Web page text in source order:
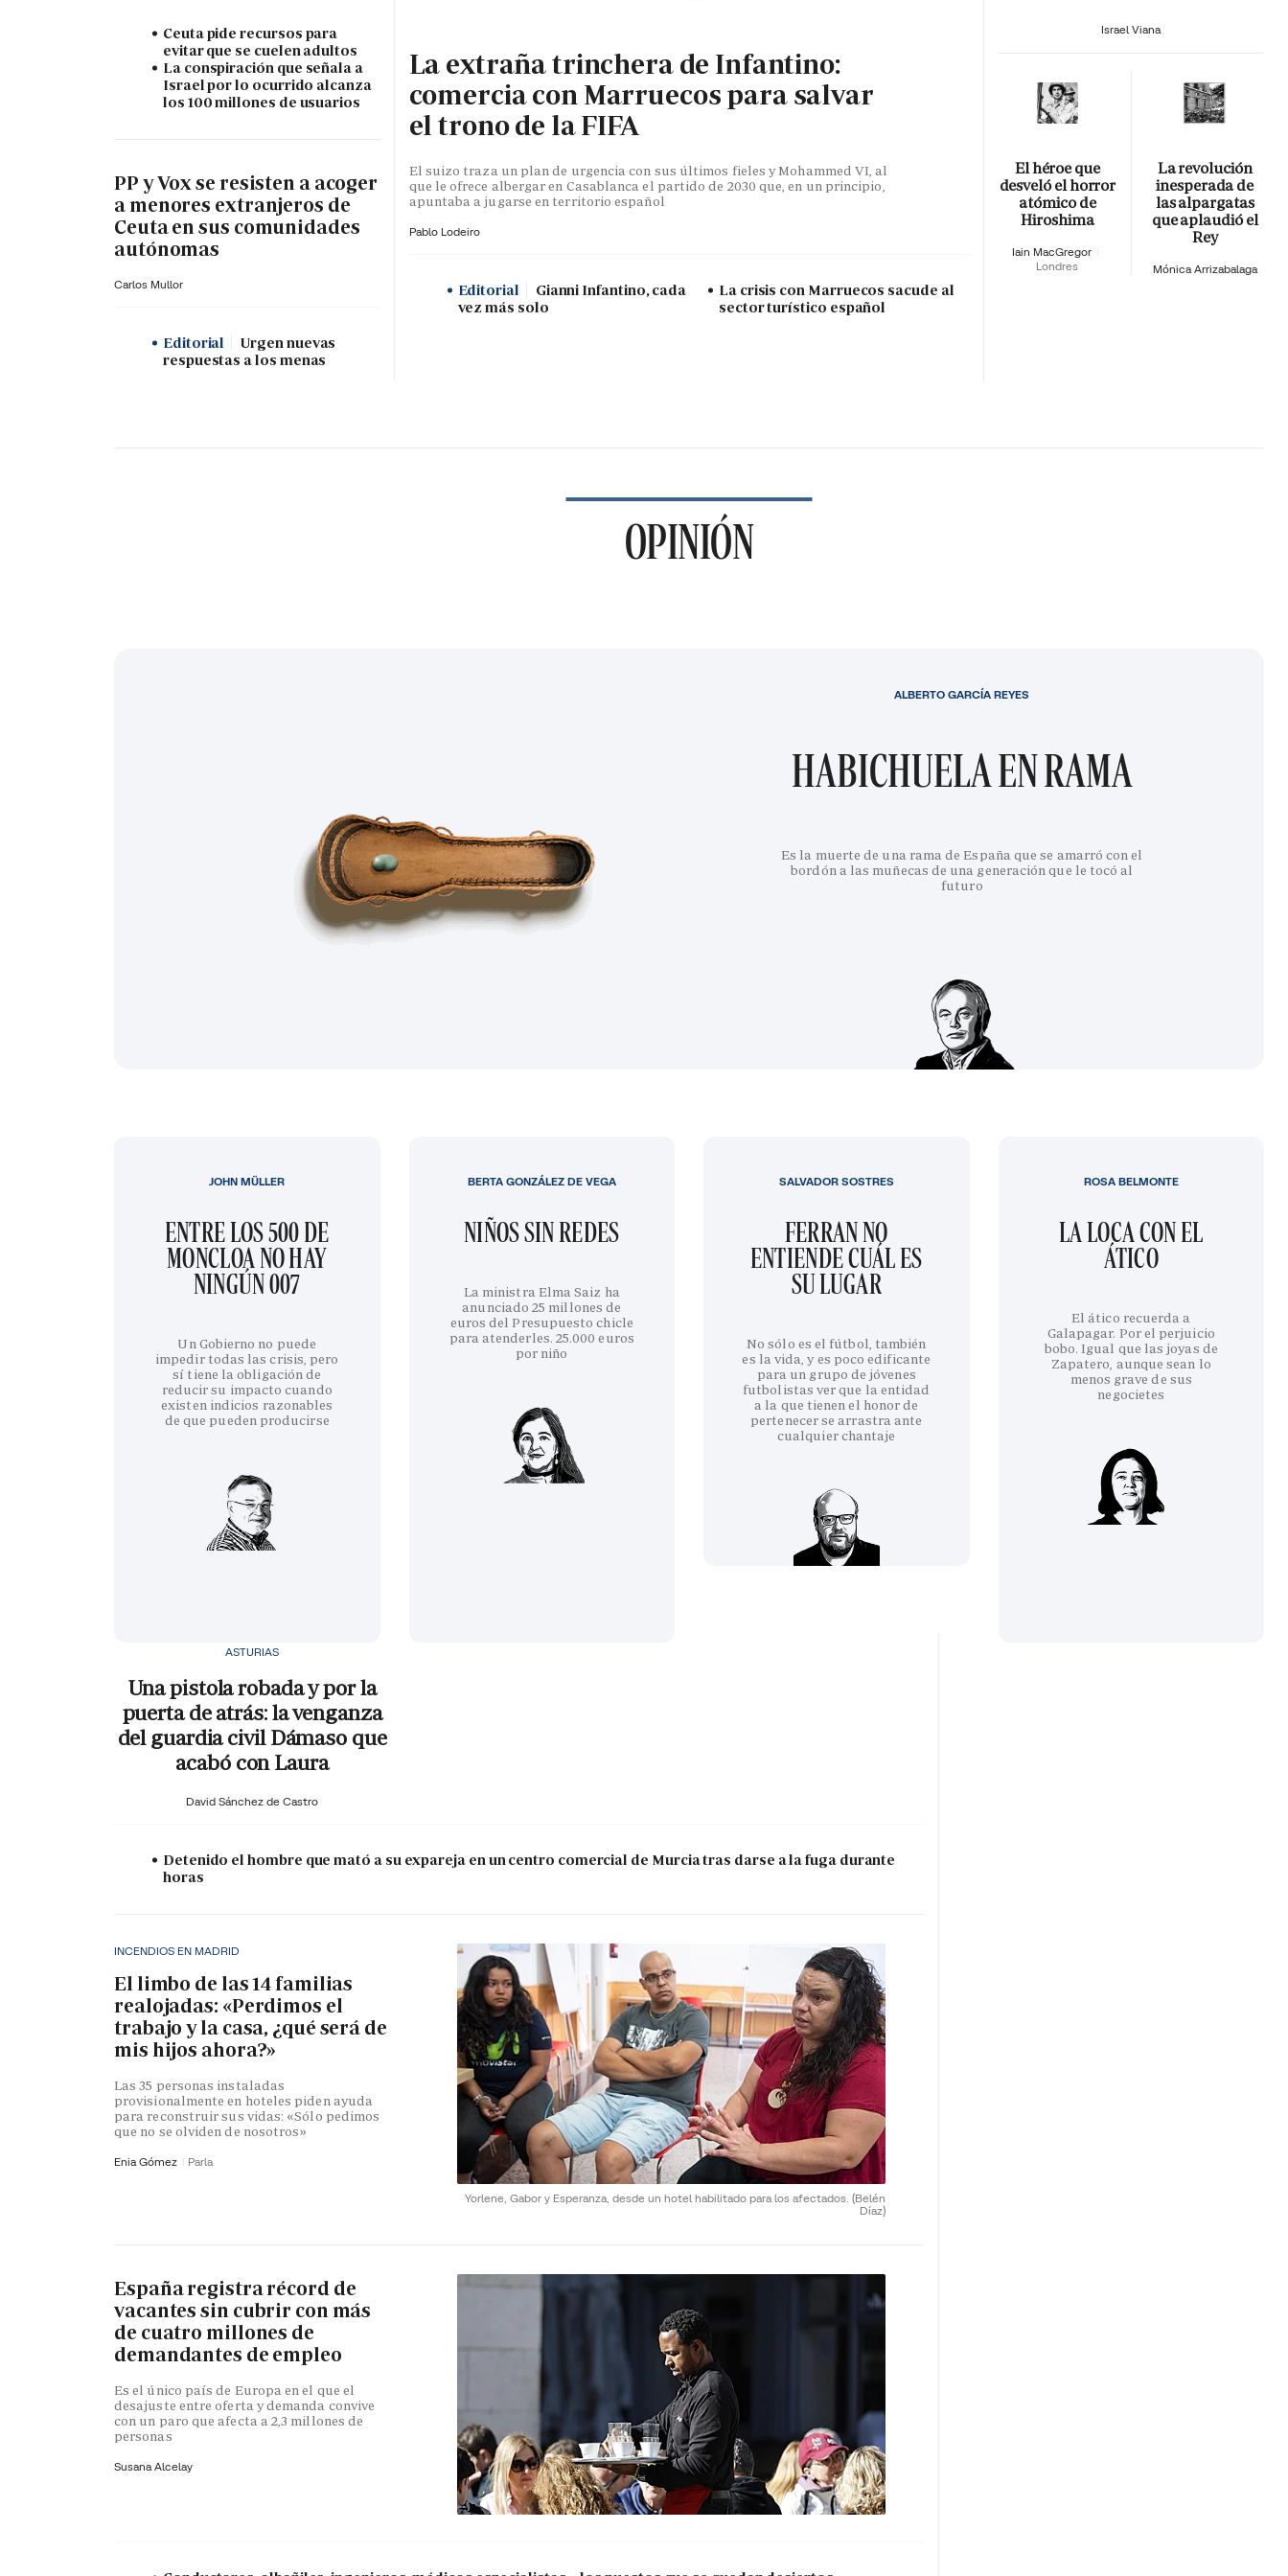
Ceuta pide recursos para
evitar que se cuelen adultos
La conspiración que señala a
Israel por lo ocurrido alcanza
los 100 millones de usuarios
PP y Vox se resisten a acoger
a menores extranjeros de
Ceuta en sus comunidades
autónomas
Carlos Mullor
Editorial
Urgen nuevas
respuestas a los menas
La extraña trinchera de Infantino:
comercia con Marruecos para salvar
el trono de la FIFA
El suizo traza un plan de urgencia con sus últimos fieles y Mohammed VI, al
que le ofrece albergar en Casablanca el partido de 2030 que, en un principio,
apuntaba a jugarse en territorio español
Pablo Lodeiro
Editorial
Gianni Infantino, cada
vez más solo
La crisis con Marruecos sacude al
sector turístico español
Israel Viana
El héroe que
desveló el horror
atómico de
Hiroshima
Iain MacGregor
Londres
La revolución
inesperada de
las alpargatas
que aplaudió el
Rey
Mónica Arrizabalaga
OPINIÓN
HABICHUELA EN RAMA
Es la muerte de una rama de España que se amarró con el
bordón a las muñecas de una generación que le tocó al
futuro
ALBERTO GARCÍA REYES
ENTRE LOS 500 DE
MONCLOA NO HAY
NINGÚN 007
Un Gobierno no puede
impedir todas las crisis, pero
sí tiene la obligación de
reducir su impacto cuando
existen indicios razonables
de que pueden producirse
JOHN MÜLLER
NIÑOS SIN REDES
La ministra Elma Saiz ha
anunciado 25 millones de
euros del Presupuesto chicle
para atenderles. 25.000 euros
por niño
BERTA GONZÁLEZ DE VEGA
FERRAN NO
ENTIENDE CUÁL ES
SU LUGAR
No sólo es el fútbol, también
es la vida, y es poco edificante
para un grupo de jóvenes
futbolistas ver que la entidad
a la que tienen el honor de
pertenecer se arrastra ante
cualquier chantaje
SALVADOR SOSTRES
LA LOCA CON EL
ÁTICO
El ático recuerda a
Galapagar. Por el perjuicio
bobo. Igual que las joyas de
Zapatero, aunque sean lo
menos grave de sus
negocietes
ROSA BELMONTE
ASTURIAS
Una pistola robada y por la
puerta de atrás: la venganza
del guardia civil Dámaso que
acabó con Laura
David Sánchez de Castro
Detenido el hombre que mató a su expareja en un centro comercial de Murcia tras darse a la fuga durante
horas
Yorlene, Gabor y Esperanza, desde un hotel habilitado para los afectados. (Belén
Díaz)
INCENDIOS EN MADRID
El limbo de las 14 familias
realojadas: «Perdimos el
trabajo y la casa, ¿qué será de
mis hijos ahora?»
Las 35 personas instaladas
provisionalmente en hoteles piden ayuda
para reconstruir sus vidas: «Sólo pedimos
que no se olviden de nosotros»
Enia Gómez Parla
España registra récord de
vacantes sin cubrir con más
de cuatro millones de
demandantes de empleo
Es el único país de Europa en el que el
desajuste entre oferta y demanda convive
con un paro que afecta a 2,3 millones de
personas
Susana Alcelay